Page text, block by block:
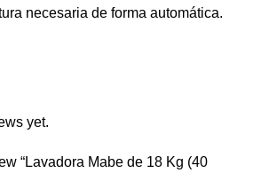
necesaria de forma automática.
yet.
“Lavadora Mabe de 18 Kg (40